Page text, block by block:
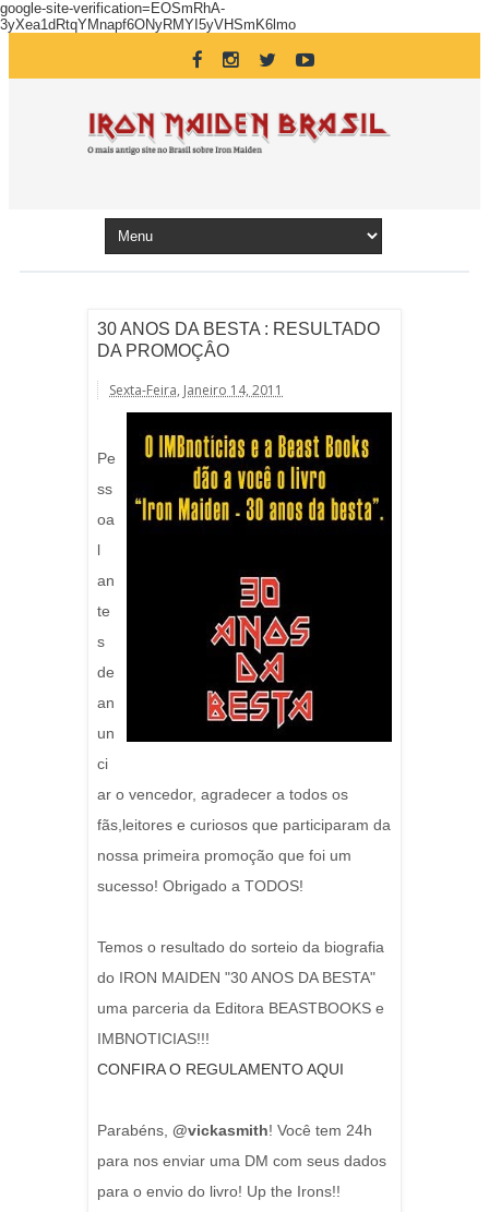
google-site-verification=EOSmRhA-
3yXea1dRtqYMnapf6ONyRMYI5yVHSmK6lmo
30 ANOS DA BESTA : RESULTADO
DA PROMOÇÂO
Sexta-Feira, Janeiro 14, 2011
Pe
ss
oa
l
an
te
s
de
an
un
ci
ar o vencedor, agradecer a todos os
fãs,leitores e curiosos que participaram da
nossa primeira promoção que foi um
sucesso! Obrigado a TODOS!
Temos o resultado do sorteio da biografia
do IRON MAIDEN "30 ANOS DA BESTA"
uma parceria da Editora BEASTBOOKS e
IMBNOTICIAS!!!
CONFIRA O REGULAMENTO AQUI
Parabéns, @vickasmith! Você tem 24h
para nos enviar uma DM com seus dados
para o envio do livro! Up the Irons!!